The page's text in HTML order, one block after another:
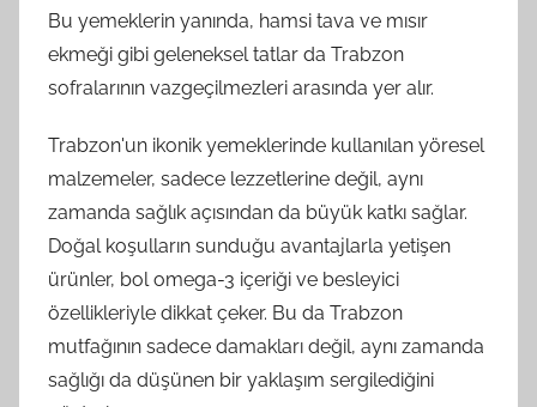
Bu yemeklerin yanında, hamsi tava ve mısır
ekmeği gibi geleneksel tatlar da Trabzon
sofralarının vazgeçilmezleri arasında yer alır.
Trabzon'un ikonik yemeklerinde kullanılan yöresel
malzemeler, sadece lezzetlerine değil, aynı
zamanda sağlık açısından da büyük katkı sağlar.
Doğal koşulların sunduğu avantajlarla yetişen
ürünler, bol omega-3 içeriği ve besleyici
özellikleriyle dikkat çeker. Bu da Trabzon
mutfağının sadece damakları değil, aynı zamanda
sağlığı da düşünen bir yaklaşım sergilediğini